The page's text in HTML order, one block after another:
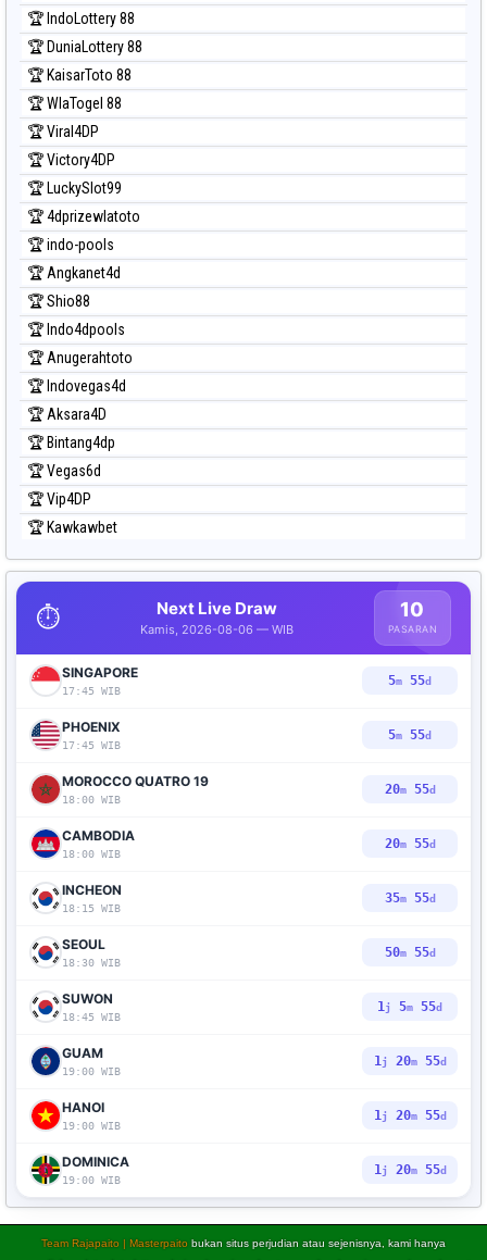
🏆 IndoLottery 88
🏆 DuniaLottery 88
🏆 KaisarToto 88
🏆 WlaTogel 88
🏆 Viral4DP
🏆 Victory4DP
🏆 LuckySlot99
🏆 4dprizewlatoto
🏆 indo-pools
🏆 Angkanet4d
🏆 Shio88
🏆 Indo4dpools
🏆 Anugerahtoto
🏆 Indovegas4d
🏆 Aksara4D
🏆 Bintang4dp
🏆 Vegas6d
🏆 Vip4DP
🏆 Kawkawbet
⏱️ Next Live Draw
Kamis, 2026-08-06 — WIB
10
PASARAN
SINGAPORE
17:45 WIB
5m 53d
PHOENIX
17:45 WIB
5m 53d
MOROCCO QUATRO 19
18:00 WIB
20m53d
CAMBODIA
18:00 WIB
20m53d
INCHEON
18:15 WIB
35m53d
SEOUL
18:30 WIB
50m53d
SUWON
18:45 WIB
1j 5m 53d
GUAM
19:00 WIB
1j 20m53d
HANOI
19:00 WIB
1j 20m53d
DOMINICA
19:00 WIB
1j 20m53d
Team Rajapaito | Masterpaito bukan situs perjudian atau sejenisnya, kami hanya